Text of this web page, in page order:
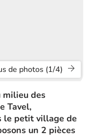
de photos (1/4)
milieu des
Tavel,
le petit village de
un 2 pièces